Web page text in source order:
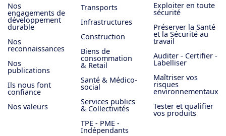
Nos
engagements de
développement
durable
Nos
reconnaissances
Nos
publications
Ils nous font
confiance
Nos valeurs
Transports
Infrastructures
Construction
Biens de
consommation
& Retail
Santé & Médico-
social
Services publics
& Collectivités
TPE - PME -
Indépendants
Exploiter en toute
sécurité
Préserver la Santé
et la Sécurité au
travail
Auditer - Certifier -
Labelliser
Maîtriser vos
risques
environnementaux
Tester et qualifier
vos produits